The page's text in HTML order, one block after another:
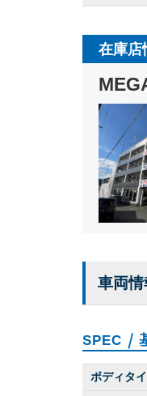
在庫店
車両情
SPEC ｜
ボディタ